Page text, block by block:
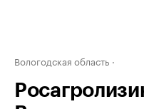
Вологодская область